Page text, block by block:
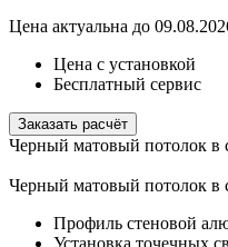
Цена актуальна до
Цена с установкой
Бесплатный сервис
Заказать расчёт
Черный матовый потолок в
Черный матовый потолок в
Профиль стеновой